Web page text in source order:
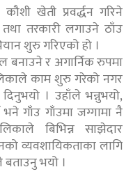
खेती प्रवर्द्धन गरिने
तरकारी लगाउने ठाँउ
शुरु गरिएको हो ।
बनाउने र अगार्निक रुपमा
काम शुरु गरेको नगर
। उहाँले भन्नुभयो,
भने गाँउ गाँउमा जग्गामा नै
बिभिन्न साझेदार
व्यवशायिकताका लागि
भयो ।